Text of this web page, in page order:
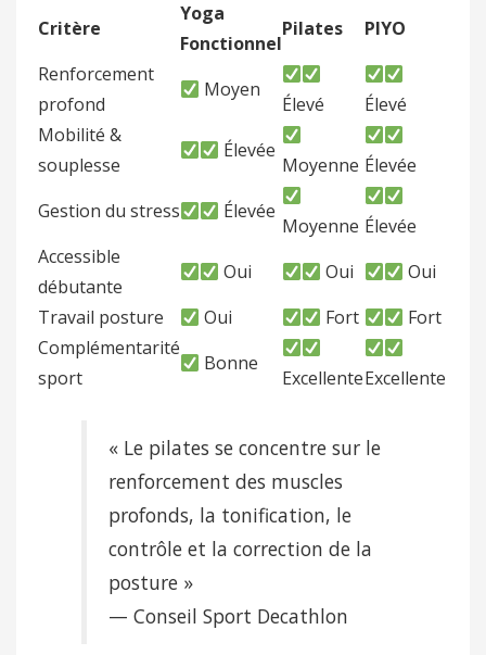
Critère
Yoga
Fonctionnel
Pilates
PIYO
Renforcement
profond
Moyen
Élevé
Élevé
Mobilité &
souplesse
Élevée
Moyenne Élevée
Gestion du stress
Élevée
Moyenne Élevée
Accessible
débutante
Oui Oui
Oui
Travail posture
Oui Fort
Fort
Complémentarité
sport
Bonne
ExcellenteExcellente
« Le pilates se concentre sur le
renforcement des muscles
profonds, la tonification, le
contrôle et la correction de la
posture »
— Conseil Sport Decathlon